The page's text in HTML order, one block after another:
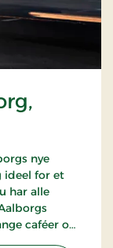
nye
ideel for et
har alle
caféer og